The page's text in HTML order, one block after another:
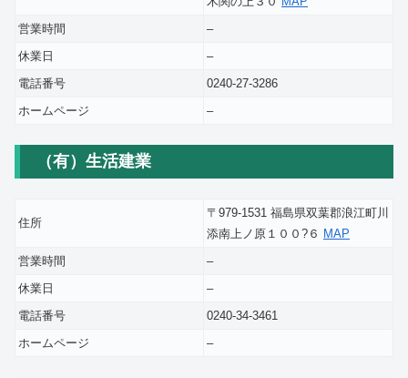
営業時間
–
休業日
–
電話番号
0240-27-3286
ホームページ
–
（有）生活建業
住所
〒979-1531 福島県双葉郡浪江町川
添南上ノ原１００?６ MAP
営業時間
–
休業日
–
電話番号
0240-34-3461
ホームページ
–